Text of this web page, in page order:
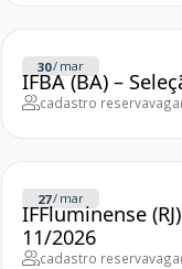
30/ mar
IFBA (BA) –
cadastro reserva
27/ mar
IFFluminense
11/2026
cadastro reserva